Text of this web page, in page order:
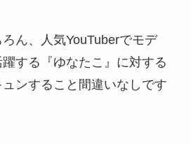
ん、人気YouTuberでモデ
する『ゆなたこ』に対する
ンすること間違いなしです